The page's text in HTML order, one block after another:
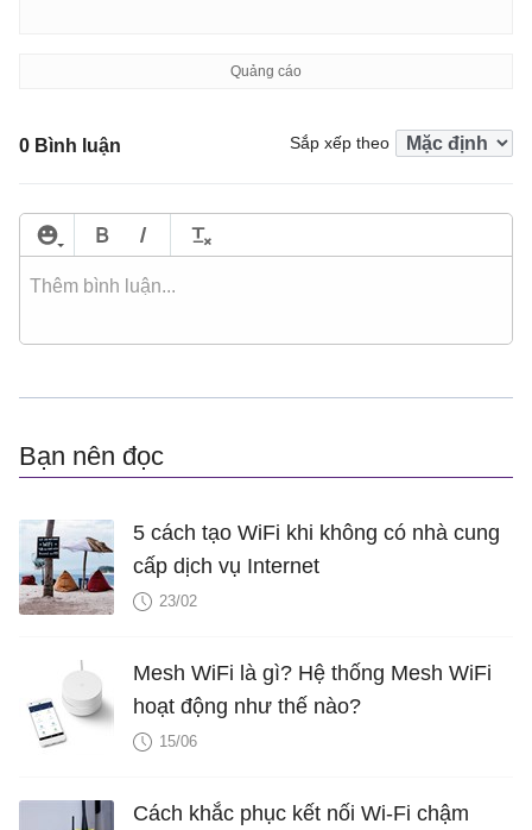
0 Bình luận Sắp xếp theo
Bạn nên đọc
5 cách tạo WiFi khi không có nhà cung
cấp dịch vụ Internet
23/02
Mesh WiFi là gì? Hệ thống Mesh WiFi
hoạt động như thế nào?
15/06
Cách khắc phục kết nối Wi-Fi chậm